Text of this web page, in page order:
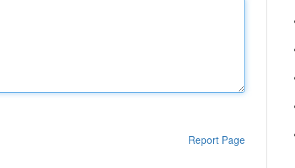
Report Page